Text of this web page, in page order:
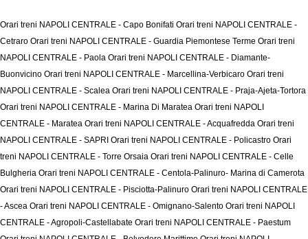
Orari treni NAPOLI CENTRALE - Capo Bonifati Orari treni NAPOLI CENTRALE -
Cetraro Orari treni NAPOLI CENTRALE - Guardia Piemontese Terme Orari treni
NAPOLI CENTRALE - Paola Orari treni NAPOLI CENTRALE - Diamante-
Buonvicino Orari treni NAPOLI CENTRALE - Marcellina-Verbicaro Orari treni
NAPOLI CENTRALE - Scalea Orari treni NAPOLI CENTRALE - Praja-Ajeta-Tortora
Orari treni NAPOLI CENTRALE - Marina Di Maratea Orari treni NAPOLI
CENTRALE - Maratea Orari treni NAPOLI CENTRALE - Acquafredda Orari treni
NAPOLI CENTRALE - SAPRI Orari treni NAPOLI CENTRALE - Policastro Orari
treni NAPOLI CENTRALE - Torre Orsaia Orari treni NAPOLI CENTRALE - Celle
Bulgheria Orari treni NAPOLI CENTRALE - Centola-Palinuro- Marina di Camerota
Orari treni NAPOLI CENTRALE - Pisciotta-Palinuro Orari treni NAPOLI CENTRALE
- Ascea Orari treni NAPOLI CENTRALE - Omignano-Salento Orari treni NAPOLI
CENTRALE - Agropoli-Castellabate Orari treni NAPOLI CENTRALE - Paestum